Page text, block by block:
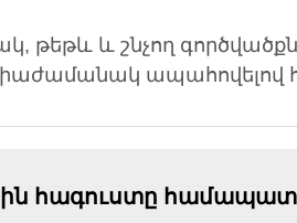
և շնչող
ապահովելով
հագուստը